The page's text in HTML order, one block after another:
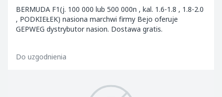
BERMUDA F1(j. 100 000 lub 500 000n , kal. 1.6-1.8 , 1.8-2.0
, PODKIEŁEK) nasiona marchwi firmy Bejo oferuje
GEPWEG dystrybutor nasion. Dostawa gratis.
Do uzgodnienia